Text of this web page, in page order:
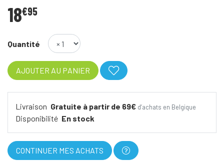
18€95
Quantité
AJOUTER AU PANIER
Livraison Gratuite à partir de 69€ d’achats en Belgique
Disponibilité En stock
CONTINUER MES ACHATS